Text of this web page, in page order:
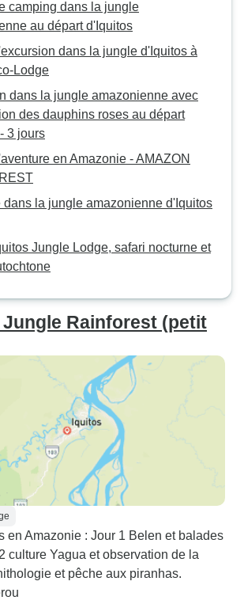
camping dans la jungle
au départ d'Iquitos
dans la jungle d'Iquitos à
Lodge
dans la jungle amazonienne avec
des dauphins roses au départ
3 jours
en Amazonie - AMAZON
dans la jungle amazonienne d'Iquitos
Jungle Lodge, safari nocturne et
Rainforest (petit
en Amazonie : Jour 1 Belen et balades
culture Yagua et observation de la
et pêche aux piranhas.